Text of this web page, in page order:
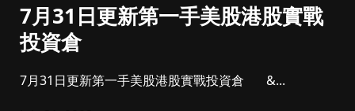
7月31日更新第一手美股港股實戰
投資倉
7月31日更新第一手美股港股實戰投資倉 &...